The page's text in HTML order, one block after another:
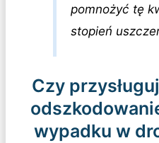
pomnożyć tę
stopień
Czy
wypadku w